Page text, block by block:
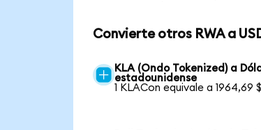
Convierte otros RWA a
KLA (Ondo Tokenized) a
estadounidense
1 KLACon equivale a 1964,69 $